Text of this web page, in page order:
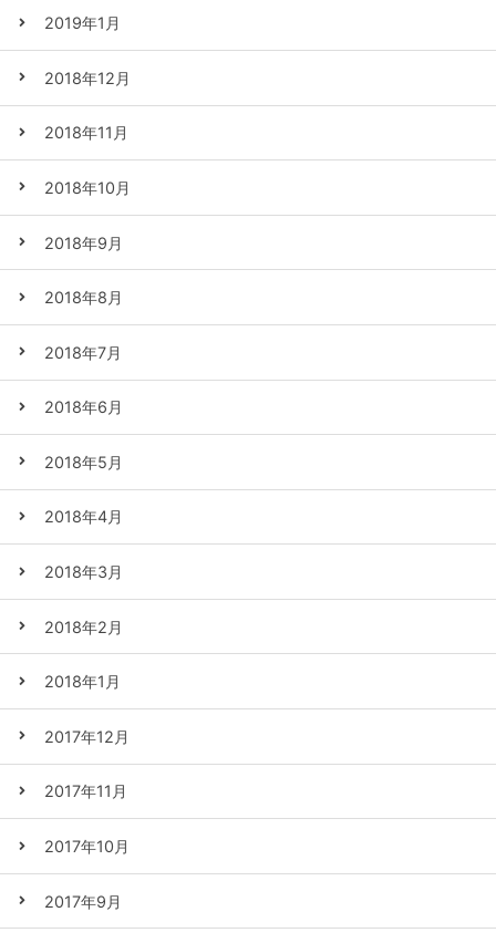
2019年1月
2018年12月
2018年11月
2018年10月
2018年9月
2018年8月
2018年7月
2018年6月
2018年5月
2018年4月
2018年3月
2018年2月
2018年1月
2017年12月
2017年11月
2017年10月
2017年9月